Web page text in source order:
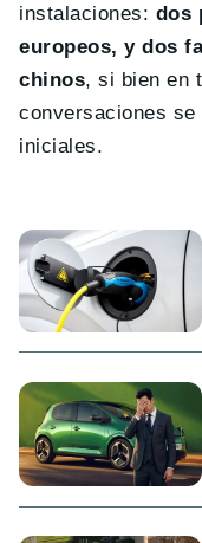
instalaciones: dos
europeos, y dos
chinos, si bien en
conversaciones
iniciales.